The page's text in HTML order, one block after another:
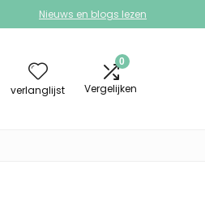
Nieuws en blogs lezen
verlanglijst
0
Vergelijken